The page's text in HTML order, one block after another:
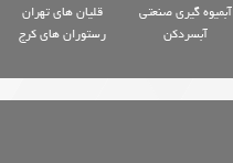
آبمیوه گیری صنعتی
آبسردکن
قلیان های تهران
رستوران های کرج